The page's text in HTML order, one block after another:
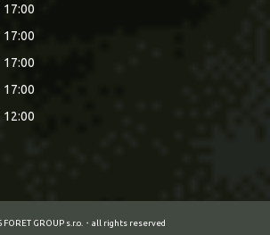
17:00
17:00
17:00
17:00
12:00
FORET GROUP s.r.o.・all rights reserved